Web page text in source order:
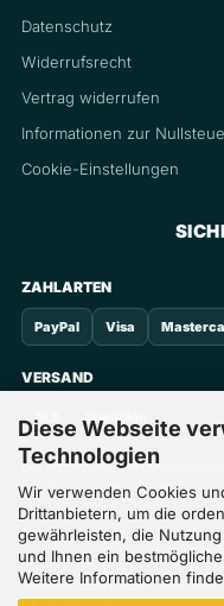
Diese Webseite
Technologien
Wir verwenden Cookies
Drittanbietern, um die
gewährleisten, die
und Ihnen ein
Weitere Informationen
Datenschutz
Widerrufsrecht
Vertrag widerrufen
Informationen zur
Cookie-Einstellungen
ZAHLARTEN
PayPal Visa
VERSAND
GLS
Die im Bestellprozess
Kundenstatus abweichen.
Save with Sun GmbH · HRB